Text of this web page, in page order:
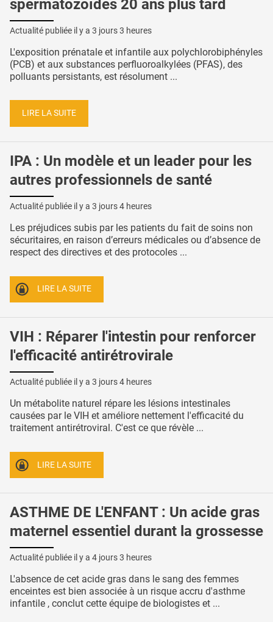
spermatozoïdes 20 ans plus tard
Actualité publiée il y a 3 jours 3 heures
L'exposition prénatale et infantile aux polychlorobiphényles
(PCB) et aux substances perfluoroalkylées (PFAS), des
polluants persistants, est résolument ...
LIRE LA SUITE
IPA : Un modèle et un leader pour les
autres professionnels de santé
Actualité publiée il y a 3 jours 4 heures
Les préjudices subis par les patients du fait de soins non
sécuritaires, en raison d’erreurs médicales ou d’absence de
respect des directives et des protocoles ...
LIRE LA SUITE
VIH : Réparer l'intestin pour renforcer
l'efficacité antirétrovirale
Actualité publiée il y a 3 jours 4 heures
Un métabolite naturel répare les lésions intestinales
causées par le VIH et améliore nettement l'efficacité du
traitement antirétroviral. C'est ce que révèle ...
LIRE LA SUITE
ASTHME DE L'ENFANT : Un acide gras
maternel essentiel durant la grossesse
Actualité publiée il y a 4 jours 3 heures
L'absence de cet acide gras dans le sang des femmes
enceintes est bien associée à un risque accru d'asthme
infantile , conclut cette équipe de biologistes et ...